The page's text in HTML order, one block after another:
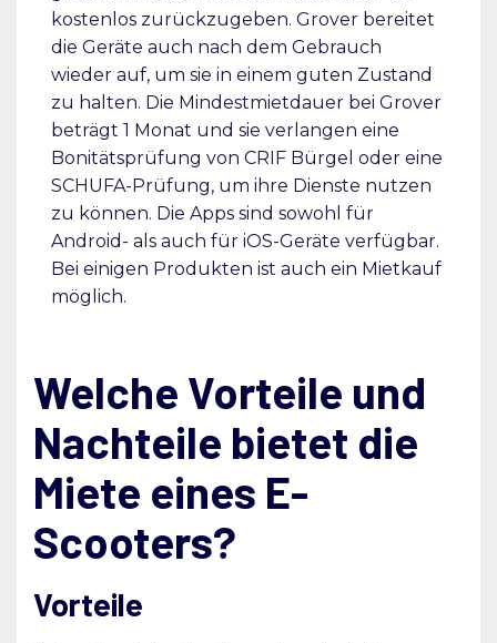
kostenlos zurückzugeben. Grover bereitet
die Geräte auch nach dem Gebrauch
wieder auf, um sie in einem guten Zustand
zu halten. Die Mindestmietdauer bei Grover
beträgt 1 Monat und sie verlangen eine
Bonitätsprüfung von CRIF Bürgel oder eine
SCHUFA-Prüfung, um ihre Dienste nutzen
zu können. Die Apps sind sowohl für
Android- als auch für iOS-Geräte verfügbar.
Bei einigen Produkten ist auch ein Mietkauf
möglich.
Welche Vorteile und
Nachteile bietet die
Miete eines E-
Scooters?
Vorteile